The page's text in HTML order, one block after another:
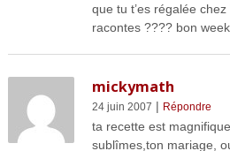
que tu t’es régalée
racontes ???? bon
mickymath
24 juin 2007 | Répondre
ta recette est
sublîmes,ton mariage,